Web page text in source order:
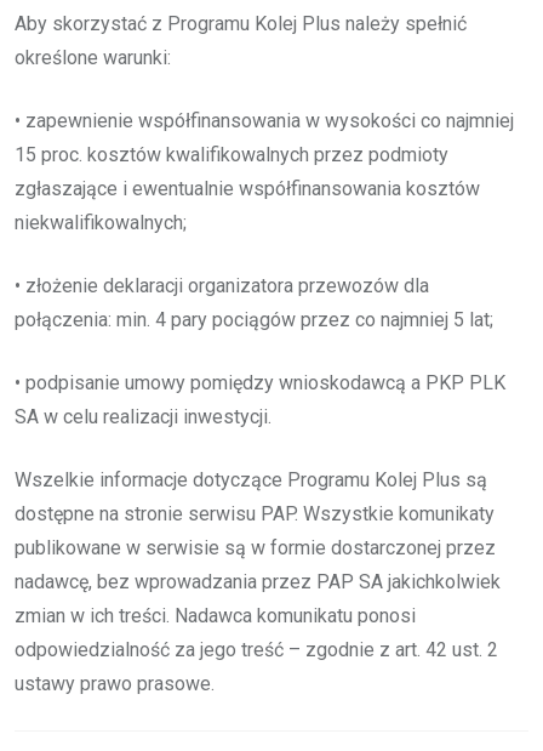
Aby skorzystać z Programu Kolej Plus należy spełnić
określone warunki:
• zapewnienie współfinansowania w wysokości co najmniej
15 proc. kosztów kwalifikowalnych przez podmioty
zgłaszające i ewentualnie współfinansowania kosztów
niekwalifikowalnych;
• złożenie deklaracji organizatora przewozów dla
połączenia: min. 4 pary pociągów przez co najmniej 5 lat;
• podpisanie umowy pomiędzy wnioskodawcą a PKP PLK
SA w celu realizacji inwestycji.
Wszelkie informacje dotyczące Programu Kolej Plus są
dostępne na stronie serwisu PAP. Wszystkie komunikaty
publikowane w serwisie są w formie dostarczonej przez
nadawcę, bez wprowadzania przez PAP SA jakichkolwiek
zmian w ich treści. Nadawca komunikatu ponosi
odpowiedzialność za jego treść – zgodnie z art. 42 ust. 2
ustawy prawo prasowe.